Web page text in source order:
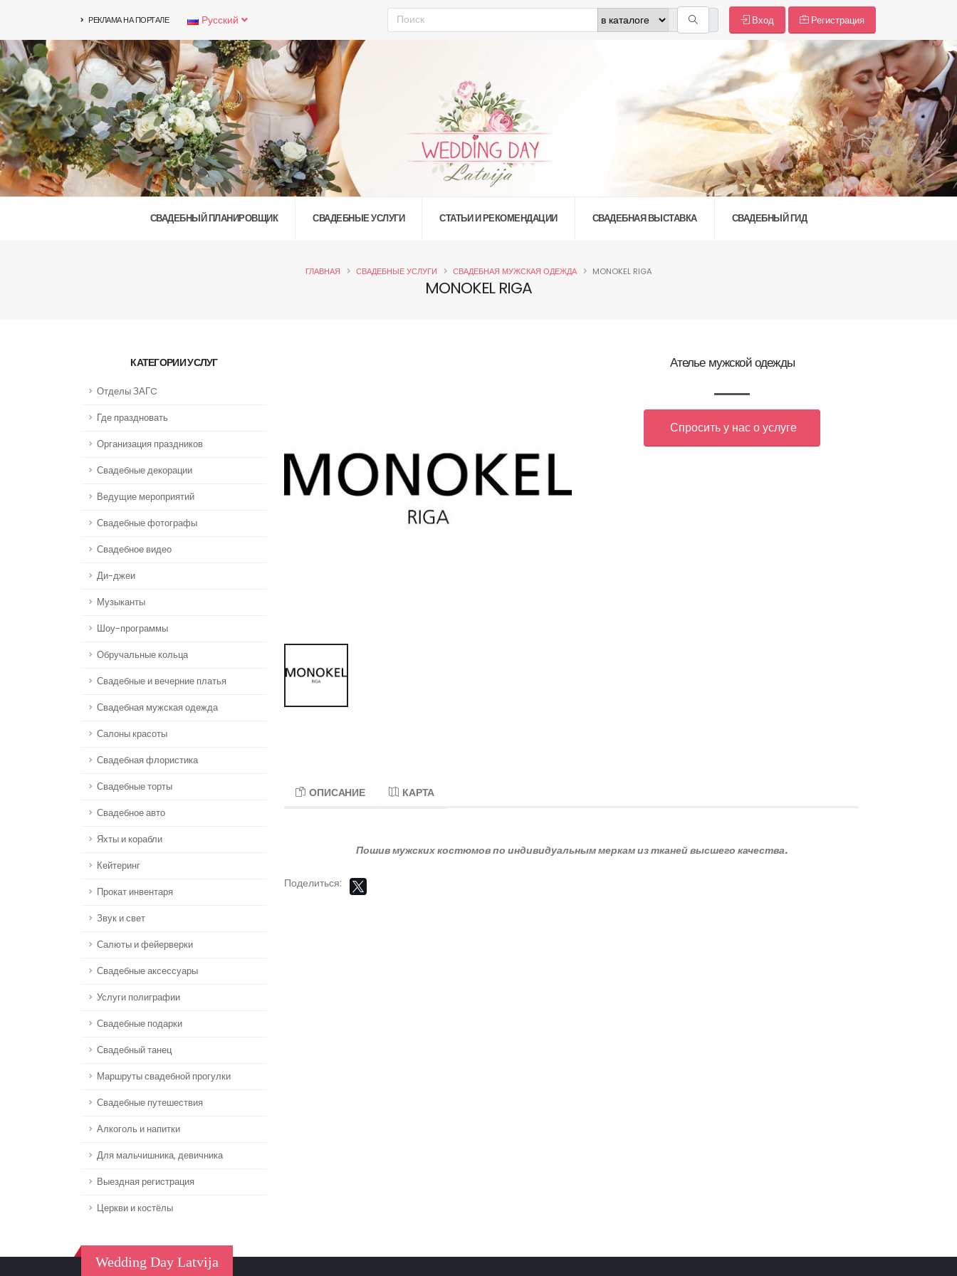
РЕКЛАМА НА ПОРТАЛЕ Русский Вход Регистрация
СВАДЕБНЫЙ ПЛАНИРОВЩИК СВАДЕБНЫЕ УСЛУГИ СТАТЬИ И РЕКОМЕНДАЦИИ СВАДЕБНАЯ ВЫСТАВКА СВАДЕБНЫЙ ГИД
MONOKEL RIGA
ГЛАВНАЯ СВАДЕБНЫЕ УСЛУГИ СВАДЕБНАЯ МУЖСКАЯ ОДЕЖДА MONOKEL RIGA
КАТЕГОРИИ УСЛУГ
Отделы ЗАГC
Где праздновать
Организация праздников
Свадебные декорации
Ведущие мероприятий
Свадебные фотографы
Свадебное видео
Ди-джеи
Музыканты
Шоу-программы
Обручальные кольца
Свадебные и вечерние платья
Свадебная мужская одежда
Салоны красоты
Свадебная флористика
Свадебные торты
Свадебное авто
Яхты и корабли
Кейтеринг
Прокат инвентаря
Звук и свет
Салюты и фейерверки
Свадебные аксессуары
Услуги полиграфии
Свадебные подарки
Свадебный танец
Маршруты свадебной прогулки
Свадебные путешествия
Алкоголь и напитки
Для мальчишника, девичника
Выездная регистрация
Церкви и костёлы
Ателье мужской одежды
Спросить у нас о услуге
ОПИСАНИЕ КАРТА
Пошив мужских костюмов по индивидуальным меркам из тканей высшего качества.
Поделиться:
Wedding Day Latvija